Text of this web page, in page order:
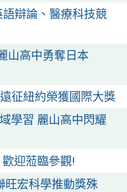
辯論、醫療科技競
山高中勇奪日本
征紐約榮獲國際大獎
學習 麗山高中閃耀
迎蒞臨參觀!
旺宏科學推動獎殊